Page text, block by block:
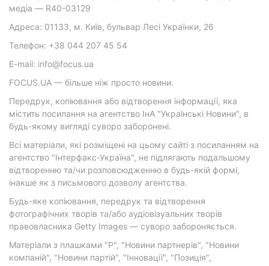
медіа — R40-03129
Адреса: 01133, м. Київ, бульвар Лесі Українки, 26
Телефон: +38 044 207 45 54
E-mail: info@focus.ua
FOCUS.UA — більше ніж просто новини.
Передрук, копіювання або відтворення інформації, яка
містить посилання на агентство ІнА "Українські Новини", в
будь-якому вигляді суворо заборонені.
Всі матеріали, які розміщені на цьому сайті з посиланням на
агентство "Інтерфакс-Україна", не підлягають подальшому
відтворенню та/чи розповсюдженню в будь-якій формі,
інакше як з письмового дозволу агентства.
Будь-яке копіювання, передрук та відтворення
фотографічних творів та/або аудіовізуальних творів
правовласника Getty Images — суворо забороняється.
Матеріали з плашками "Р", "Новини партнерів", "Новини
компаній", "Новини партій", "Інновації", "Позиція",